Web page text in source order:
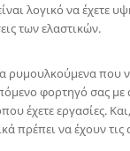
λογικό να έχετε
των ελαστικών.
ρυμουλκούμενα που
φορτηγό σας με
έχετε εργασίες.
πρέπει να έχουν τις